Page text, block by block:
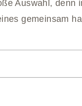
Auswahl, denn
gemeinsam